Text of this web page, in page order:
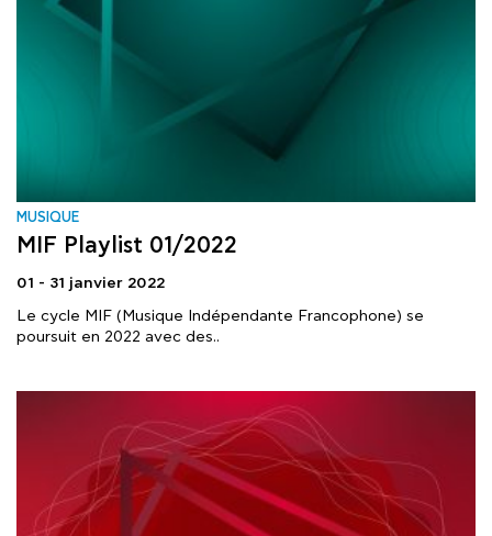
MUSIQUE
MIF Playlist 01/2022
01 - 31 janvier 2022
Le cycle MIF (Musique Indépendante Francophone) se
poursuit en 2022 avec des..